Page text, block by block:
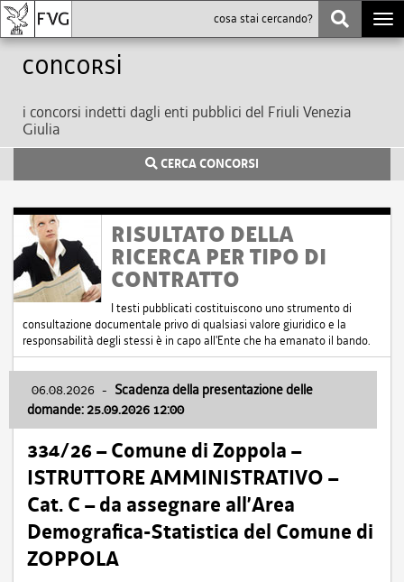
Concorsi
i concorsi indetti dagli enti pubblici del Friuli Venezia
Giulia
CERCA CONCORSI
RISULTATO DELLA
RICERCA PER TIPO DI
CONTRATTO
I testi pubblicati costituiscono uno strumento di
consultazione documentale privo di qualsiasi valore giuridico e la
responsabilità degli stessi è in capo all'Ente che ha emanato il bando.
06.08.2026 - Scadenza della presentazione delle
domande: 25.09.2026 12:00
334/26 – Comune di Zoppola –
ISTRUTTORE AMMINISTRATIVO –
Cat. C – da assegnare all’Area
Demografica-Statistica del Comune di
ZOPPOLA